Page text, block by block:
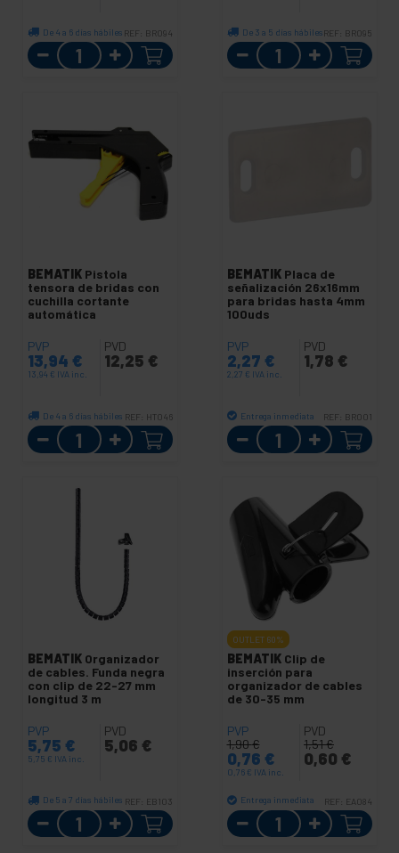
De 4 a 6 días hábiles REF: BR094
Cantidad
De 3 a 5 días hábilesREF: BR095
Cantidad
BEMATIK Pistola
tensora de bridas con
cuchilla cortante
automática
PVP
13,94 €
13,94 € IVA inc.
PVD
12,25 €
De 4 a 6 días hábiles REF: HT046
Cantidad
BEMATIK Placa de
señalización 26x16mm
para bridas hasta 4mm
100uds
PVP
2,27 €
2,27 € IVA inc.
PVD
1,78 €
Entrega inmediata REF: BR001
Cantidad
BEMATIK Organizador
de cables. Funda negra
con clip de 22-27 mm
longitud 3 m
PVP
5,75 €
5,75 € IVA inc.
PVD
5,06 €
De 5 a 7 días hábiles REF: EB103
Cantidad
OUTLET 60%
BEMATIK Clip de
inserción para
organizador de cables
de 30-35 mm
PVP
1,90€
0,76 €
0,76 € IVA inc.
PVD
1,51€
0,60 €
Entrega inmediata REF: EA084
Cantidad